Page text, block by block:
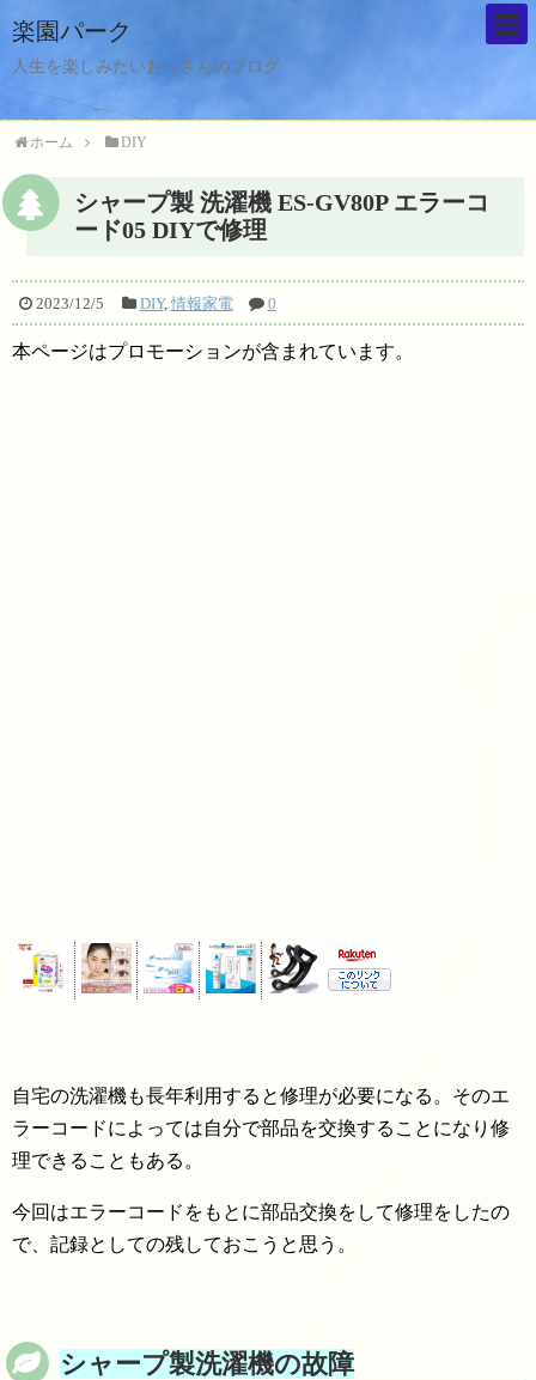
楽園パーク
人生を楽しみたいおっさんのブログ
ホーム DIY
シャープ製 洗濯機 ES-GV80P エラーコ
ード05 DIYで修理
2023/12/5 DIY, 情報家電 0
本ページはプロモーションが含まれています。
自宅の洗濯機も長年利用すると修理が必要になる。そのエ
ラーコードによっては自分で部品を交換することになり修
理できることもある。
今回はエラーコードをもとに部品交換をして修理をしたの
で、記録としての残しておこうと思う。
シャープ製洗濯機の故障